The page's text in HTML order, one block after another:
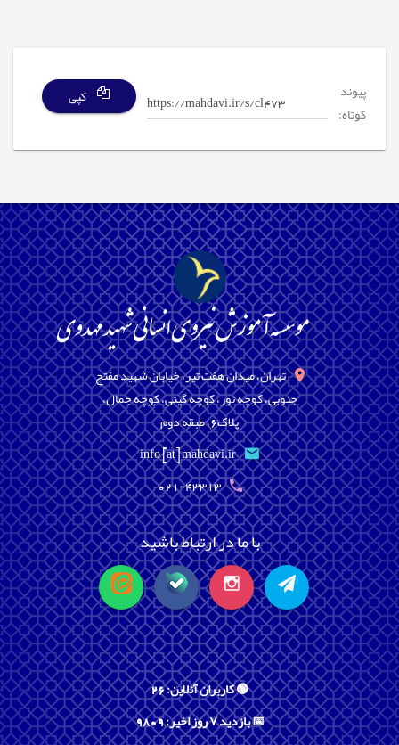
پیوند
کوتاه:
کپی
تهران، میدان هفت تیر، خیابان شهید مفتح
جنوبی، کوچه تور، کوچه گیتی، کوچه جمال،
پلاک6، طبقه دوم
info [at] mahdavi.ir
021-43313
با ما در ارتباط باشید
🟢 کاربران آنلاین: 26
📅 بازدید ۷ روز اخیر: 9809